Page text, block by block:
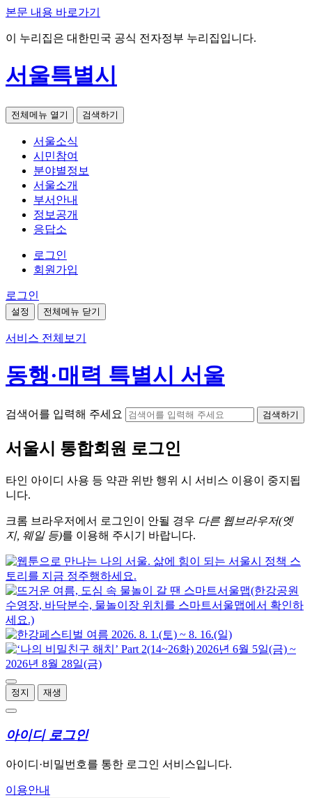
본문 내용 바로가기
이 누리집은 대한민국 공식 전자정부 누리집입니다.
서울특별시
전체메뉴 열기 검색하기
서울소식
시민참여
분야별정보
서울소개
부서안내
정보공개
응답소
로그인
회원가입
로그인
설정 전체메뉴 닫기
서비스 전체보기
동행·매력 특별시 서울
검색어를 입력해 주세요 검색하기
서울시 통합회원 로그인
타인 아이디 사용 등 약관 위반 행위 시 서비스 이용이 중지됩
니다.
크롬 브라우저에서 로그인이 안될 경우 다른 웹브라우저(엣
지, 웨일 등)를 이용해 주시기 바랍니다.
정지 재생
아이디 로그인
아이디·비밀번호를 통한 로그인 서비스입니다.
이용안내